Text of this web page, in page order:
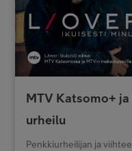
MTV Katsomo+
urheilu
Penkkiurheilijan ja